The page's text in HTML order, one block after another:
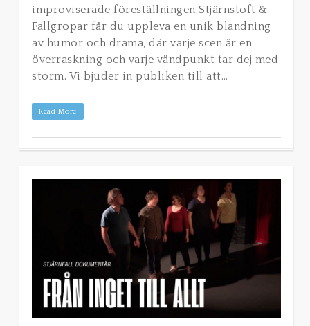
improviserade föreställningen Stjärnstoft &
Fallgropar får du uppleva en unik blandning
av humor och drama, där varje scen är en
överraskning och varje vändpunkt tar dej med
storm. Vi bjuder in publiken till att…
Read More